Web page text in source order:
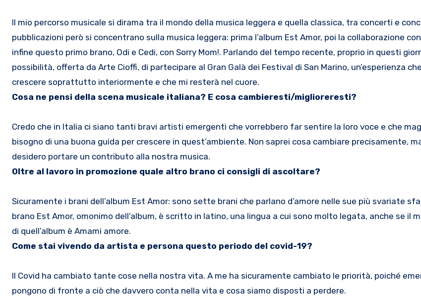
Il mio percorso musicale si dirama tra il mondo della musica leggera e quella classica, tra concerti e
pubblicazioni però si concentrano sulla musica leggera: prima l’album Est Amor, poi la collaborazione
infine questo primo brano, Odi e Cedi, con Sorry Mom!. Parlando del tempo recente, proprio in questi
possibilità, offerta da Arte Cioffi, di partecipare al Gran Galà dei Festival di San Marino, un’esperienza
crescere soprattutto interiormente e che mi resterà nel cuore.
Cosa ne pensi della scena musicale italiana? E cosa cambieresti/miglioreresti?
Credo che in Italia ci siano tanti bravi artisti emergenti che vorrebbero far sentire la loro voce e che
bisogno di una buona guida per crescere in quest’ambiente. Non saprei cosa cambiare precisamente,
desidero portare un contributo alla nostra musica.
Oltre al lavoro in promozione quale altro brano ci consigli di ascoltare?
Sicuramente i brani dell’album Est Amor: sono sette brani che parlano d’amore nelle sue più svariate
brano Est Amor, omonimo dell’album, è scritto in latino, una lingua a cui sono molto legata, anche se il
di quell’album è Amami amore.
Come stai vivendo da artista e persona questo periodo del covid-19?
Il Covid ha cambiato tante cose nella nostra vita. A me ha sicuramente cambiato le priorità, poiché
pongono di fronte a ciò che davvero conta nella vita e cosa siamo disposti a perdere.